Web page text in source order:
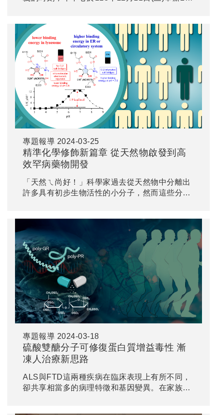
專題報導 2024-03-25
精準化學修飾新篇章 從天然物啟發到高
效罕病藥物開發
「天然ㄟ尚好！」科學家過去從天然物中分離出
許多具有初步生物活性的小分子，然而這些分子
發現一種新型藥理伴護小分子...
專題報導 2024-03-18
硫酸雙醣分子可修復蛋白質增益毒性 漸
凍人治療新思路
ALS與FTD這兩種疾病在臨床表現上有所不同，
卻共享相當多的病理特徵和基因變異。在家族性